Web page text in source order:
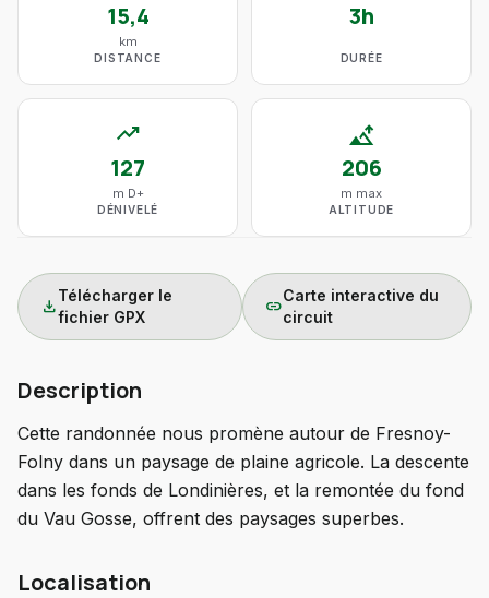
15,4
km
DISTANCE
3h
DURÉE
trending_up
127
m D+
DÉNIVELÉ
altitude
206
m max
ALTITUDE
download
Télécharger le
fichier GPX
link
Carte interactive du
circuit
Description
Cette randonnée nous promène autour de Fresnoy-
Folny dans un paysage de plaine agricole. La descente
dans les fonds de Londinières, et la remontée du fond
du Vau Gosse, offrent des paysages superbes.
Localisation